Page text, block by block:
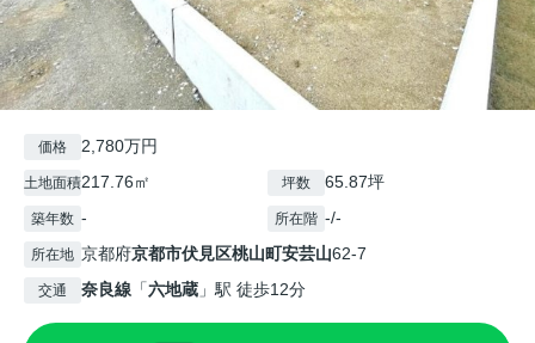
価格 2,780万円
土地面積217.76㎡ 坪数 65.87坪
築年数 - 所在階 -/-
所在地 京都府京都市伏見区桃山町安芸山62-7
交通 奈良線 「六地蔵 」駅 徒歩12分